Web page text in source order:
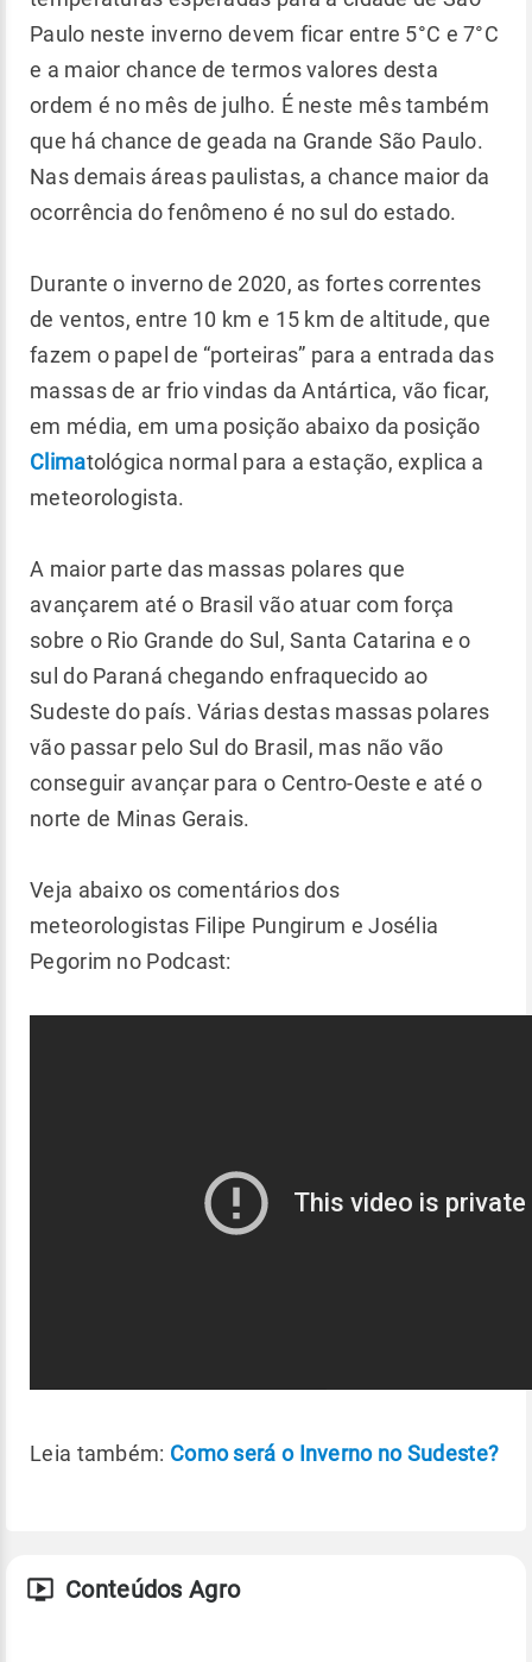
Paulo neste inverno devem ficar entre 5°C e 7°C
e a maior chance de termos valores desta
ordem é no mês de julho. É neste mês também
que há chance de geada na Grande São Paulo.
Nas demais áreas paulistas, a chance maior da
ocorrência do fenômeno é no sul do estado.
Durante o inverno de 2020, as fortes correntes
de ventos, entre 10 km e 15 km de altitude, que
fazem o papel de “porteiras” para a entrada das
massas de ar frio vindas da Antártica, vão ficar,
em média, em uma posição abaixo da posição
Climatológica normal para a estação, explica a
meteorologista.
A maior parte das massas polares que
avançarem até o Brasil vão atuar com força
sobre o Rio Grande do Sul, Santa Catarina e o
sul do Paraná chegando enfraquecido ao
Sudeste do país. Várias destas massas polares
vão passar pelo Sul do Brasil, mas não vão
conseguir avançar para o Centro-Oeste e até o
norte de Minas Gerais.
Veja abaixo os comentários dos
meteorologistas Filipe Pungirum e Josélia
Pegorim no Podcast:
Leia também: Como será o Inverno no Sudeste?
Conteúdos Agro